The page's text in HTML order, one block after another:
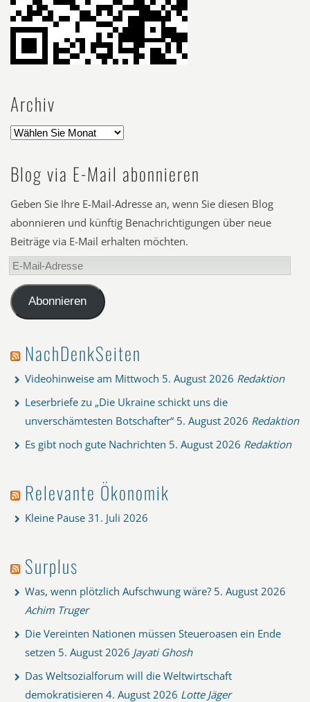
Archiv
Blog via E-Mail abonnieren
Geben Sie Ihre E-Mail-Adresse an, wenn Sie diesen Blog
abonnieren und künftig Benachrichtigungen über neue
Beiträge via E-Mail erhalten möchten.
E-
Mail-
AdresseAbonnieren
NachDenkSeiten
Videohinweise am Mittwoch 5. August 2026 Redaktion
Leserbriefe zu „Die Ukraine schickt uns die
unverschämtesten Botschafter“ 5. August 2026 Redaktion
Es gibt noch gute Nachrichten 5. August 2026 Redaktion
Relevante Ökonomik
Kleine Pause 31. Juli 2026
Surplus
Was, wenn plötzlich Aufschwung wäre? 5. August 2026
Achim Truger
Die Vereinten Nationen müssen Steueroasen ein Ende
setzen 5. August 2026 Jayati Ghosh
Das Weltsozialforum will die Weltwirtschaft
demokratisieren 4. August 2026 Lotte Jäger